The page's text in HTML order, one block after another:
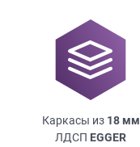
Каркасы из 18мм
ЛДСП EGGER